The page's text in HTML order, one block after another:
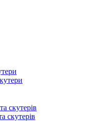
скутерів
скутерів